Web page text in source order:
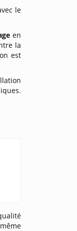
le
en
la
est